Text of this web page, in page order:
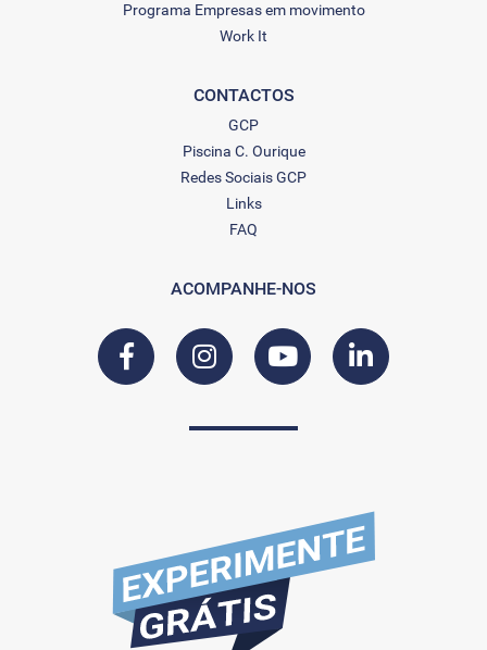
Programa Empresas em movimento
Work It
CONTACTOS
GCP
Piscina C. Ourique
Redes Sociais GCP
Links
FAQ
ACOMPANHE-NOS